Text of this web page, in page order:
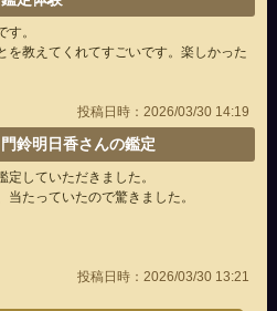
。
を教えてくれてすごいです。楽しかった
投稿日時：2026/03/30 14:19
鈴明日香さんの鑑定
していただきました。
たっていたので驚きました。
投稿日時：2026/03/30 13:21